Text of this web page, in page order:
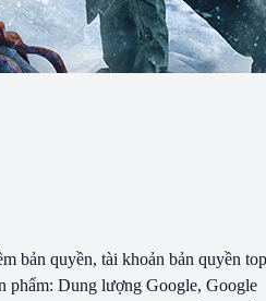
bản quyền, tài khoản bản quyền top
phẩm: Dung lượng Google, Google